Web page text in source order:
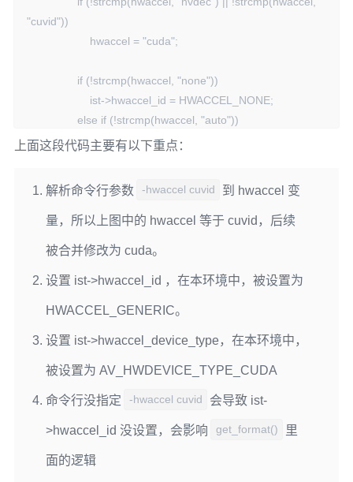
"cuvid"))
                    ist->hwaccel_id = HWACCEL_AUTO;
                    int i;
                    for (i = 0; hwaccels[i].name; i++) {
                            ist->hwaccel_id = hwaccels[i].id;
                            break;
                    }
                        type =
av_hwdevice_find_type_by_name(hwaccel);
                            ist->hwaccel_id = HWACCEL_GENERIC;
                            ist->hwaccel_device_type = type;
上面这段代码主要有以下重点：
解析命令行参数 -hwaccel cuvid 到 hwaccel 变
量，所以上图中的 hwaccel 等于 cuvid，后续
被合并修改为 cuda。
设置 ist->hwaccel_id ，在本环境中，被设置为
HWACCEL_GENERIC。
设置 ist->hwaccel_device_type，在本环境中，
被设置为 AV_HWDEVICE_TYPE_CUDA
命令行没指定 -hwaccel cuvid 会导致 ist-
>hwaccel_id 没设置，会影响 get_format() 里
面的逻辑